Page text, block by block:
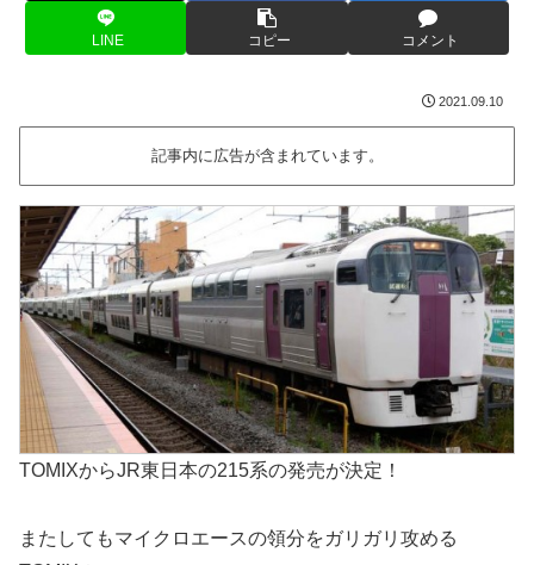
LINE コピー コメント
2021.09.10
記事内に広告が含まれています。
TOMIXからJR東日本の215系の発売が決定！
またしてもマイクロエースの領分をガリガリ攻める